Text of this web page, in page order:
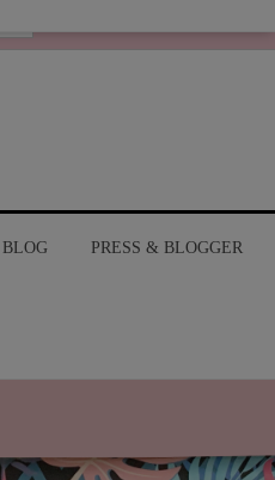
BLOG PRESS & BLOGGER